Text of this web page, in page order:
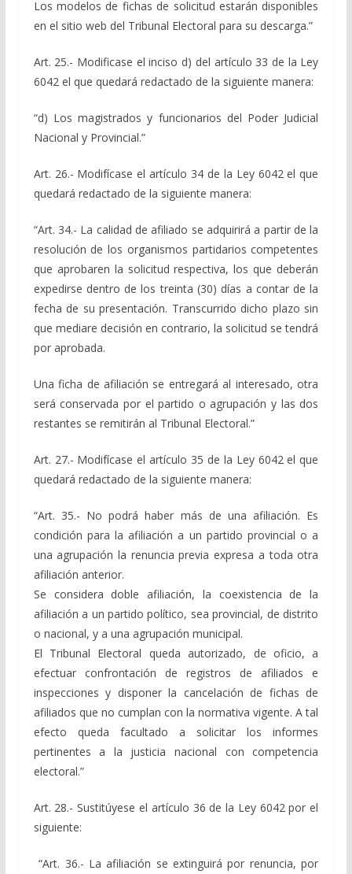
Los modelos de fichas de solicitud estarán disponibles
en el sitio web del Tribunal Electoral para su descarga.”
Art. 25.- Modificase el inciso d) del artículo 33 de la Ley
6042 el que quedará redactado de la siguiente manera:
“d) Los magistrados y funcionarios del Poder Judicial
Nacional y Provincial.”
Art. 26.- Modifícase el artículo 34 de la Ley 6042 el que
quedará redactado de la siguiente manera:
“Art. 34.- La calidad de afiliado se adquirirá a partir de la
resolución de los organismos partidarios competentes
que aprobaren la solicitud respectiva, los que deberán
expedirse dentro de los treinta (30) días a contar de la
fecha de su presentación. Transcurrido dicho plazo sin
que mediare decisión en contrario, la solicitud se tendrá
por aprobada.
Una ficha de afiliación se entregará al interesado, otra
será conservada por el partido o agrupación y las dos
restantes se remitirán al Tribunal Electoral.”
Art. 27.- Modifícase el artículo 35 de la Ley 6042 el que
quedará redactado de la siguiente manera:
“Art. 35.- No podrá haber más de una afiliación. Es
condición para la afiliación a un partido provincial o a
una agrupación la renuncia previa expresa a toda otra
afiliación anterior.
Se considera doble afiliación, la coexistencia de la
afiliación a un partido político, sea provincial, de distrito
o nacional, y a una agrupación municipal.
El Tribunal Electoral queda autorizado, de oficio, a
efectuar confrontación de registros de afiliados e
inspecciones y disponer la cancelación de fichas de
afiliados que no cumplan con la normativa vigente. A tal
efecto queda facultado a solicitar los informes
pertinentes a la justicia nacional con competencia
electoral.”
Art. 28.- Sustitúyese el artículo 36 de la Ley 6042 por el
siguiente:
“Art. 36.- La afiliación se extinguirá por renuncia, por